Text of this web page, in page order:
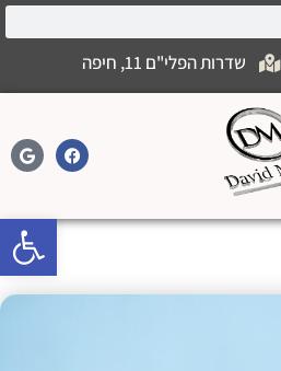
שדרות הפלי"ם 11, חיפה